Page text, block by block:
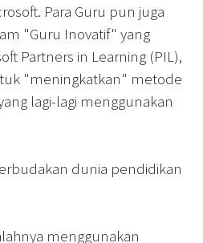
Para Guru pun juga
"Guru Inovatif" yang
Partners in Learning (PIL),
"meningkatkan" metode
lagi-lagi menggunakan
dunia pendidikan
menggunakan